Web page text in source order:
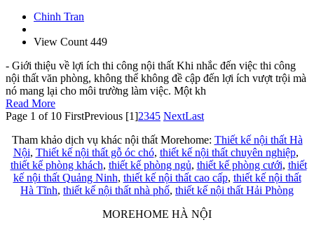
Chinh Tran
View Count 449
- Giới thiệu về lợi ích thi công nội thất Khi nhắc đến việc thi công
nội thất văn phòng, không thể không đề cập đến lợi ích vượt trội mà
nó mang lại cho môi trường làm việc. Một kh
Read More
Page 1 of 10 FirstPrevious [1]2345 NextLast
Tham khảo dịch vụ khác nội thất Morehome: Thiết kế nội thất Hà
Nội, Thiết kế nội thất gỗ óc chó, thiết kế nội thất chuyên nghiệp,
thiết kế phòng khách, thiết kế phòng ngủ, thiết kế phòng cưới, thiết
kế nội thất Quảng Ninh, thiết kế nội thất cao cấp, thiết kế nội thất
Hà Tĩnh, thiết kế nội thất nhà phố, thiết kế nội thất Hải Phòng
MOREHOME HÀ NỘI